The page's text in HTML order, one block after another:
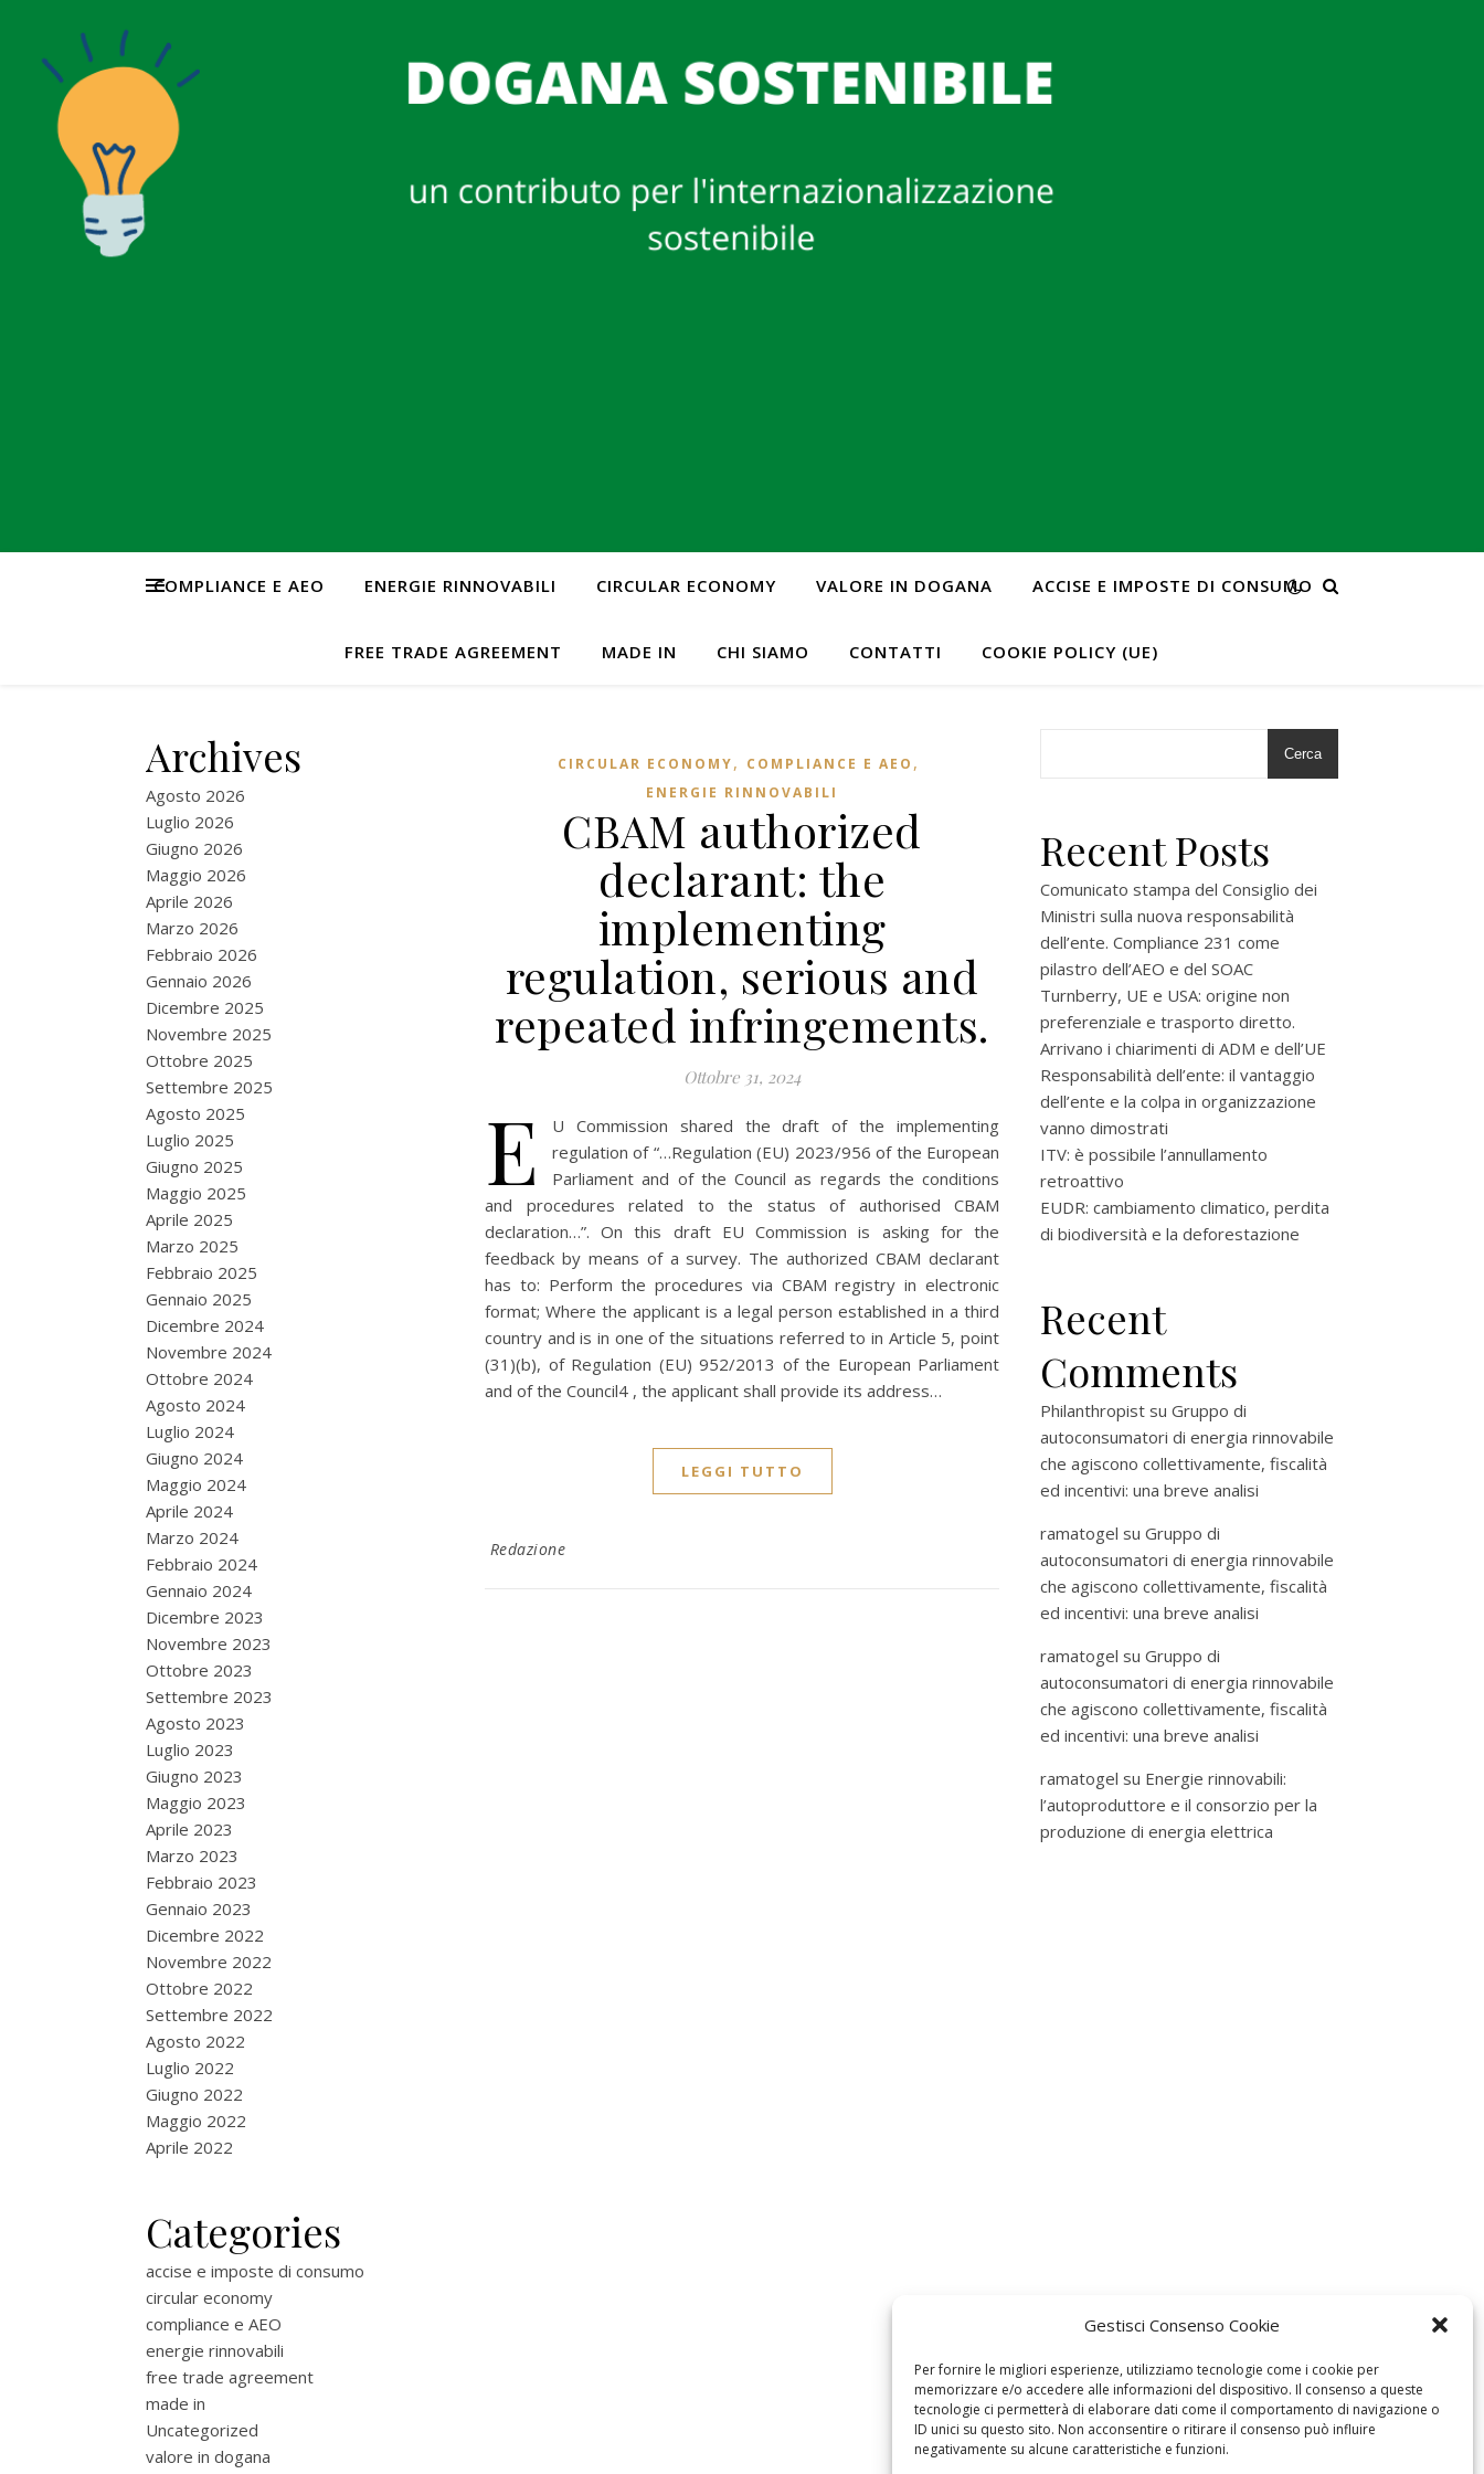
Gestisci Consenso Cookie
Per fornire le migliori esperienze, utilizziamo tecnologie come i cookie per
memorizzare e/o accedere alle informazioni del dispositivo. Il consenso a queste
tecnologie ci permetterà di elaborare dati come il comportamento di navigazione o
ID unici su questo sito. Non acconsentire o ritirare il consenso può influire
negativamente su alcune caratteristiche e funzioni.
COMPLIANCE E AEO ENERGIE RINNOVABILI CIRCULAR ECONOMY VALORE IN DOGANA ACCISE E IMPOSTE DI CONSUMO
FREE TRADE AGREEMENT MADE IN CHI SIAMO CONTATTI COOKIE POLICY (UE)
Archives
Agosto 2026
Luglio 2026
Giugno 2026
Maggio 2026
Aprile 2026
Marzo 2026
Febbraio 2026
Gennaio 2026
Dicembre 2025
Novembre 2025
Ottobre 2025
Settembre 2025
Agosto 2025
Luglio 2025
Giugno 2025
Maggio 2025
Aprile 2025
Marzo 2025
Febbraio 2025
Gennaio 2025
Dicembre 2024
Novembre 2024
Ottobre 2024
Agosto 2024
Luglio 2024
Giugno 2024
Maggio 2024
Aprile 2024
Marzo 2024
Febbraio 2024
Gennaio 2024
Dicembre 2023
Novembre 2023
Ottobre 2023
Settembre 2023
Agosto 2023
Luglio 2023
Giugno 2023
Maggio 2023
Aprile 2023
Marzo 2023
Febbraio 2023
Gennaio 2023
Dicembre 2022
Novembre 2022
Ottobre 2022
Settembre 2022
Agosto 2022
Luglio 2022
Giugno 2022
Maggio 2022
Aprile 2022
Categories
accise e imposte di consumo
circular economy
compliance e AEO
energie rinnovabili
free trade agreement
made in
Uncategorized
valore in dogana
CIRCULAR ECONOMY, COMPLIANCE E AEO ,
ENERGIE RINNOVABILI
CBAM authorized
declarant: the
implementing
regulation, serious and
repeated infringements.
Ottobre 31, 2024
E
U Commission shared the draft of the implementing
regulation of “…Regulation (EU) 2023/956 of the European
Parliament and of the Council as regards the conditions
and procedures related to the status of authorised CBAM
declaration…”. On this draft EU Commission is asking for the
feedback by means of a survey. The authorized CBAM declarant
has to: Perform the procedures via CBAM registry in electronic
format; Where the applicant is a legal person established in a third
country and is in one of the situations referred to in Article 5, point
(31)(b), of Regulation (EU) 952/2013 of the European Parliament
and of the Council4 , the applicant shall provide its address…
LEGGI TUTTO
Redazione
Cerca
Recent Posts
Comunicato stampa del Consiglio dei
Ministri sulla nuova responsabilità
dell’ente. Compliance 231 come
pilastro dell’AEO e del SOAC
Turnberry, UE e USA: origine non
preferenziale e trasporto diretto.
Arrivano i chiarimenti di ADM e dell’UE
Responsabilità dell’ente: il vantaggio
dell’ente e la colpa in organizzazione
vanno dimostrati
ITV: è possibile l’annullamento
retroattivo
EUDR: cambiamento climatico, perdita
di biodiversità e la deforestazione
Recent
Comments
Philanthropist su Gruppo di
autoconsumatori di energia rinnovabile
che agiscono collettivamente, fiscalità
ed incentivi: una breve analisi
ramatogel su Gruppo di
autoconsumatori di energia rinnovabile
che agiscono collettivamente, fiscalità
ed incentivi: una breve analisi
ramatogel su Gruppo di
autoconsumatori di energia rinnovabile
che agiscono collettivamente, fiscalità
ed incentivi: una breve analisi
ramatogel su Energie rinnovabili:
l’autoproduttore e il consorzio per la
produzione di energia elettrica